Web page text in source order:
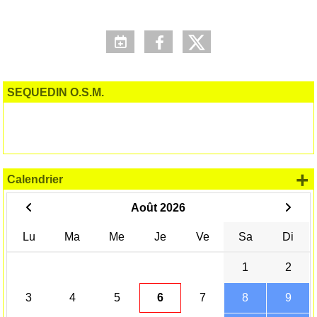
SEQUEDIN O.S.M.
Calendrier
Août 2026
Lu Ma Me Je Ve Sa Di
1 2
3 4 5 6 7 8 9
+